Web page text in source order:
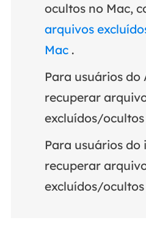
ocultos no Mac,
arquivos
Mac.
Para usuários
recuperar
excluídos/
Para usuários do
recuperar
excluídos/ocultos